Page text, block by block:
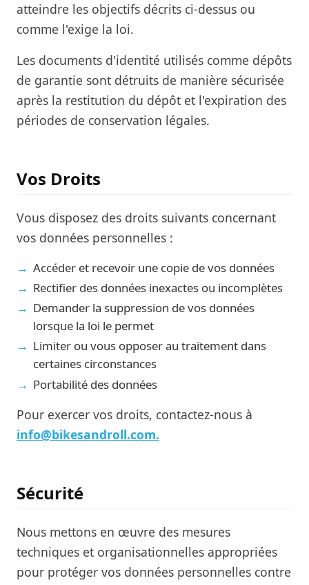
atteindre les objectifs décrits ci-dessus ou
comme l'exige la loi.
Les documents d'identité utilisés comme dépôts
de garantie sont détruits de manière sécurisée
après la restitution du dépôt et l'expiration des
périodes de conservation légales.
Vos Droits
Vous disposez des droits suivants concernant
vos données personnelles :
Accéder et recevoir une copie de vos données
Rectifier des données inexactes ou incomplètes
Demander la suppression de vos données
lorsque la loi le permet
Limiter ou vous opposer au traitement dans
certaines circonstances
Portabilité des données
Pour exercer vos droits, contactez-nous à
info@bikesandroll.com.
Sécurité
Nous mettons en œuvre des mesures
techniques et organisationnelles appropriées
pour protéger vos données personnelles contre